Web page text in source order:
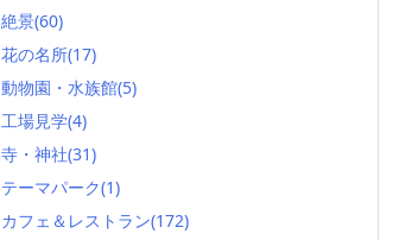
絶景(60)
花の名所(17)
動物園・水族館(5)
工場見学(4)
寺・神社(31)
テーマパーク(1)
カフェ＆レストラン(172)